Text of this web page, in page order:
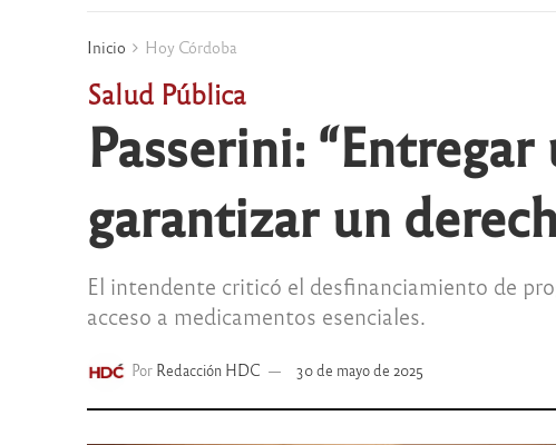
Inicio Hoy Córdoba
Salud Pública
Passerini:
garantizar un
El intendente criticó el desfinanciamiento de
acceso a medicamentos esenciales.
Por Redacción HDC 30 de mayo de 2025